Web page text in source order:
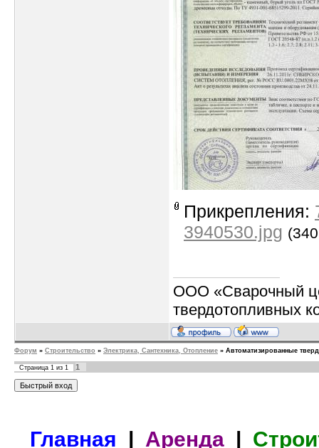
Прикрепления:
3940530.jpg
ООО «Сварочный
твердотопливных
Форум » Строительство » Электрика, Сантехника, Отопление » Автоматизированные
Страница 1 из 1 1
Главная | Аренда|